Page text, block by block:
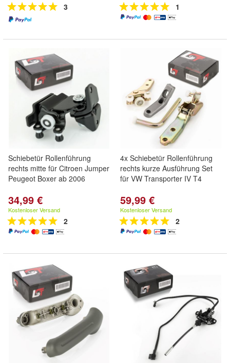
3 1
Schiebetür Rollenführung
rechts mitte für Citroen Jumper
Peugeot Boxer ab 2006
34,99 €
Kostenloser Versand
2
4x Schiebetür Rollenführung
rechts kurze Ausführung Set
für VW Transporter IV T4
59,99 €
Kostenloser Versand
2